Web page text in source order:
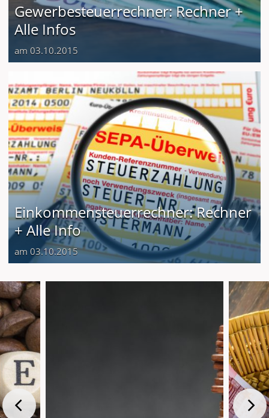
Gewerbesteuerrechner: Rechner +
Alle Infos
am 03.10.2015
Einkommensteuerrechner: Rechner
+ Alle Info
am 03.10.2015